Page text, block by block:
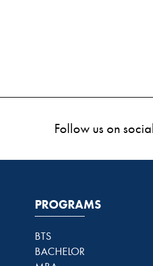
Follow us on
PROGRAMS
BTS
BACHELOR